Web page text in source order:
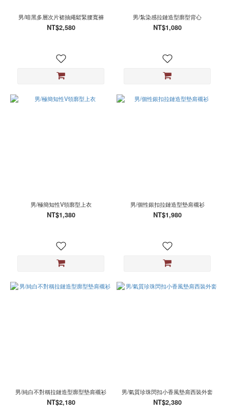
男/暗黑多層次片裙抽繩鬆緊腰寬褲
NT$2,580
男/紮染感拉鏈造型廓型背心
NT$1,080
男/極簡知性V領廓型上衣
NT$1,380
男/個性銀扣拉鏈造型墊肩襯衫
NT$1,980
男/純白不對稱拉鏈造型廓型墊肩襯衫
NT$2,180
男/氣質珍珠閃扣小香風墊肩西裝外套
NT$2,380